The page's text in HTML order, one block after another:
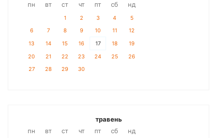
пн
вт ст чт пт сб нд
1 2 3 4
5
6
7 8 9 10 11
12
13
14 15 16 17 18
19
20
21 22 23 24 25
26
27
28 29 30
травень
пн
вт ст чт пт сб нд